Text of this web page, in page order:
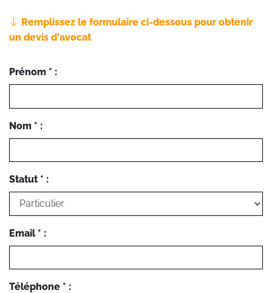
Remplissez le formulaire ci-dessous pour obtenir
un devis d'avocat
Prénom * :
Nom * :
Statut * :
Email * :
Téléphone * :